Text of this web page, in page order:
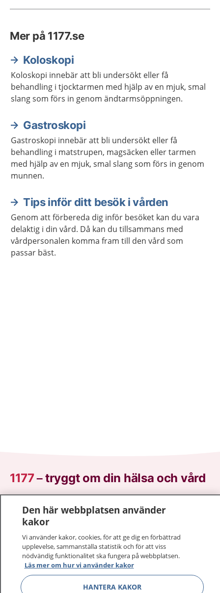
Mer på 1177.se
Koloskopi
Koloskopi innebär att bli undersökt eller få
behandling i tjocktarmen med hjälp av en mjuk, smal
slang som förs in genom ändtarmsöppningen.
Gastroskopi
Gastroskopi innebär att bli undersökt eller få
behandling i matstrupen, magsäcken eller tarmen
med hjälp av en mjuk, smal slang som förs in genom
munnen.
Tips inför ditt besök i vården
Genom att förbereda dig inför besöket kan du vara
delaktig i din vård. Då kan du tillsammans med
vårdpersonalen komma fram till den vård som
passar bäst.
1177–tryggt om din hälsa och vård
sjukdomar och vilka mottagningar du kan kontakta.
Logga in för att läsa din journal och göra dina
vårdärenden. Ring telefonnummer 1177 för
sjukvårdsrådgivning dygnet runt.
1177 ger dig råd när du vill må bättre.
Den här webbplatsen använder
kakor
Vi använder kakor, cookies, för att ge dig en förbättrad
upplevelse, sammanställa statistik och för att viss
nödvändig funktionalitet ska fungera på webbplatsen.
Läs mer om hur vi använder kakor
HANTERA KAKOR